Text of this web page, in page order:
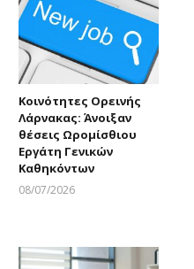
Κοινότητες Ορεινής
Λάρνακας: Άνοιξαν
θέσεις Ωρομίσθιου
Εργάτη Γενικών
Καθηκόντων
08/07/2026